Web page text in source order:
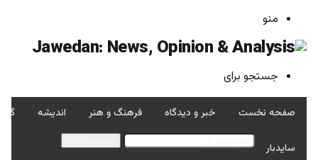
منو
جستجو برای
صفحه نخست خبر و دیدگاه فرهنگ و هنر اندیشه
سایدبار